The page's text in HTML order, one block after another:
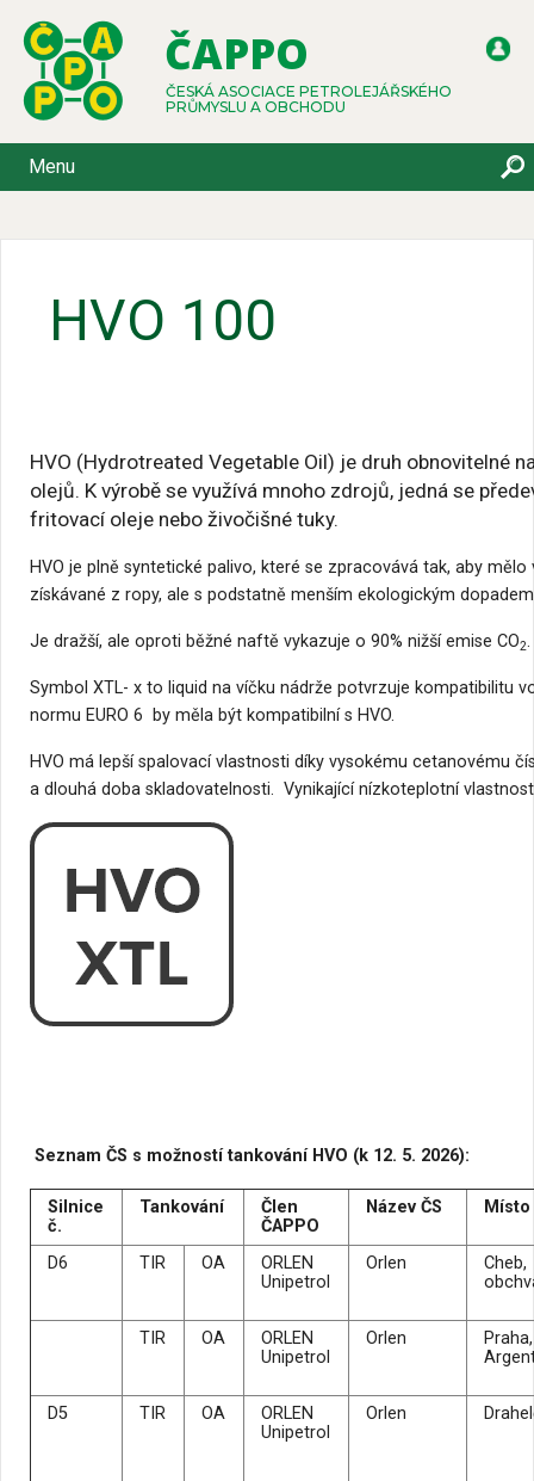
ČAPPO
ČESKÁ ASOCIACE PETROLEJÁŘSKÉHO
PRŮMYSLU A OBCHODU
Menu
HVO 100
HVO (Hydrotreated Vegetable Oil) je druh obnovitelné
olejů. K výrobě se využívá mnoho zdrojů, jedná se
fritovací oleje nebo živočišné tuky.
HVO je plně syntetické palivo, které se zpracovává tak, aby
získávané z ropy, ale s podstatně menším ekologickým
Je dražší, ale oproti běžné naftě vykazuje o 90% nižší emise CO2.
Symbol XTL- x to liquid na víčku nádrže potvrzuje kompatibilitu
normu EURO 6 by měla být kompatibilní s HVO.
HVO má lepší spalovací vlastnosti díky vysokému cetanovému
a dlouhá doba skladovatelnosti. Vynikající nízkoteplotní
Seznam ČS s možností tankování HVO (k 12. 5. 2026):
Silnice
č.
Tankování
Člen
ČAPPO
Název ČS Místo
D6 TIR OA
ORLEN
Unipetrol
Orlen
Cheb,
TIR OA
ORLEN
Unipetrol
Orlen
Praha,
D5 TIR OA
ORLEN
Unipetrol
Orlen